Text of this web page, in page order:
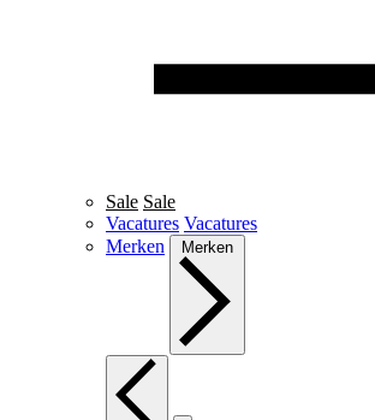
Sale Sale
Vacatures Vacatures
Merken
Merken